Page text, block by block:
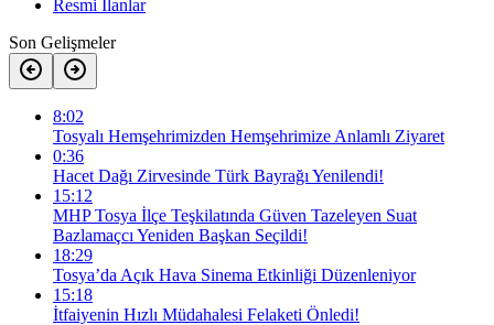
Resmi İlanlar
Son Gelişmeler
8:02
Tosyalı Hemşehrimizden Hemşehrimize Anlamlı Ziyaret
0:36
Hacet Dağı Zirvesinde Türk Bayrağı Yenilendi!
15:12
MHP Tosya İlçe Teşkilatında Güven Tazeleyen Suat
Bazlamaçcı Yeniden Başkan Seçildi!
18:29
Tosya’da Açık Hava Sinema Etkinliği Düzenleniyor
15:18
İtfaiyenin Hızlı Müdahalesi Felaketi Önledi!